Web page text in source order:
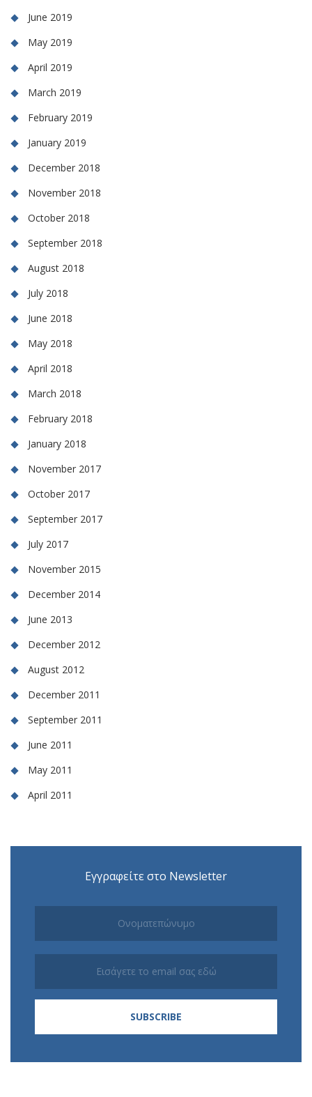
June 2019
May 2019
April 2019
March 2019
February 2019
January 2019
December 2018
November 2018
October 2018
September 2018
August 2018
July 2018
June 2018
May 2018
April 2018
March 2018
February 2018
January 2018
November 2017
October 2017
September 2017
July 2017
November 2015
December 2014
June 2013
December 2012
August 2012
December 2011
September 2011
June 2011
May 2011
April 2011
Εγγραφείτε στο Newsletter